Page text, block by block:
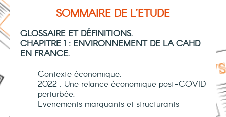
SOMMAIRE DE L’ETUDE
GLOSSAIRE ET DÉFINITIONS.
CHAPITRE 1 : ENVIRONNEMENT DE LA CAHD
EN FRANCE.
Contexte économique.
2022 : Une relance économique post-COVID
perturbée.
Evenements marquants et structurants